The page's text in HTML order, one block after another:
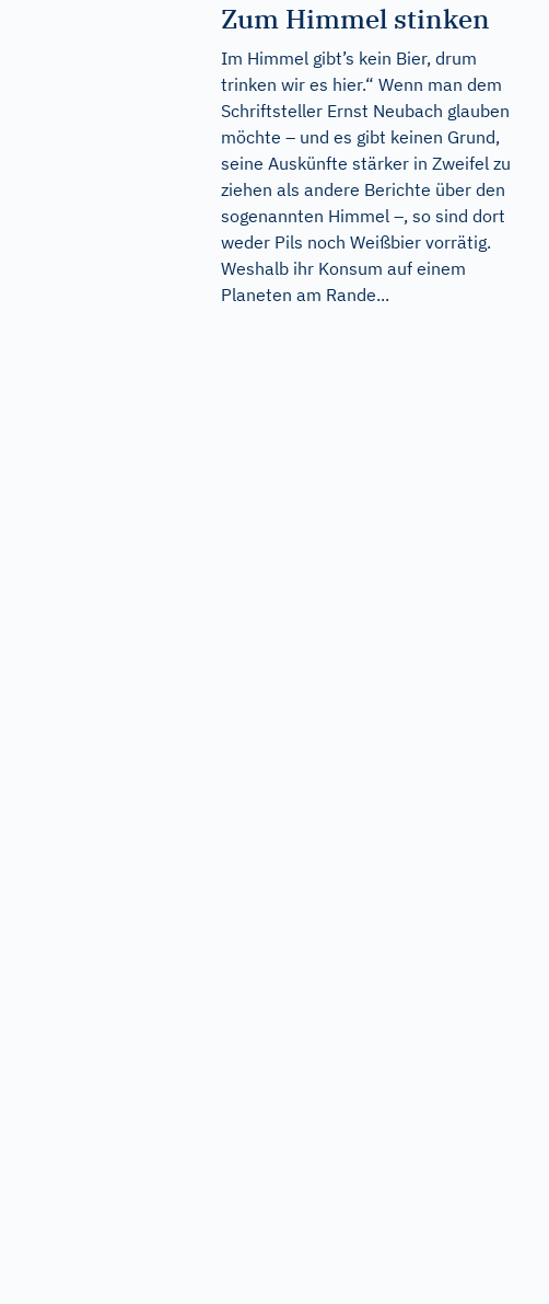
Zum Himmel stinken
Im Himmel gibt’s kein Bier, drum
trinken wir es hier.“ Wenn man dem
Schriftsteller Ernst Neubach glauben
möchte – und es gibt keinen Grund,
seine Auskünfte stärker in Zweifel zu
ziehen als andere Berichte über den
sogenannten Himmel –, so sind dort
weder Pils noch Weißbier vorrätig.
Weshalb ihr Konsum auf einem
Planeten am Rande...